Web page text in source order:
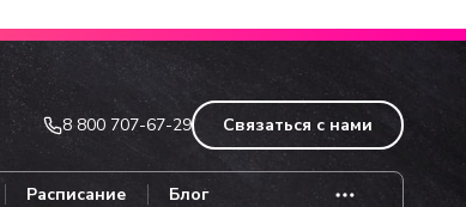
8 800 707-67-29 Связаться с нами
Расписание Блог